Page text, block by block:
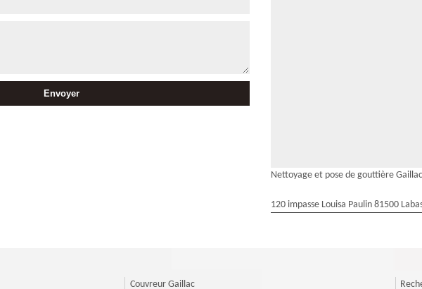
Nettoyage et pose de gouttière Gaillac
120 impasse Louisa Paulin 81500
Couvreur Gaillac